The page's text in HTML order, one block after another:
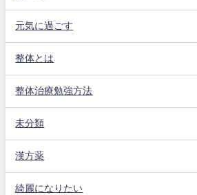
元気に過ごす
整体とは
整体治療勉強方法
未分類
漢方薬
綺麗になりたい